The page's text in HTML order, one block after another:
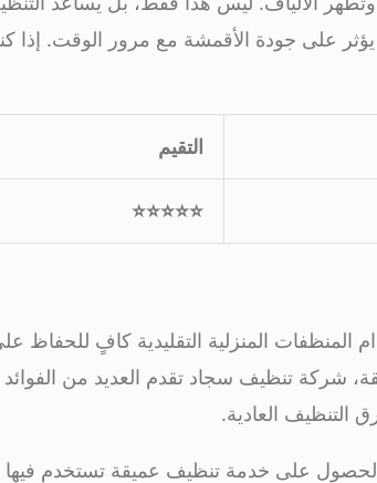
على جودة الأقمشة مع مرور الوقت. إذا
التقيم
⭐⭐⭐⭐⭐
المنزلية التقليدية كافٍ للحفاظ
شركة تنظيف سجاد تقدم العديد من الفوائد
التنظيف العادية.
على خدمة تنظيف عميقة تستخدم فيها